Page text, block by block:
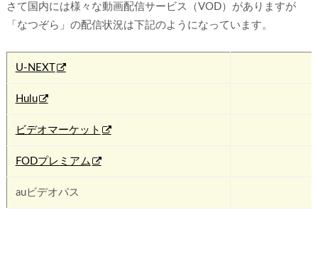
さて国内には様々な動画配信サービス（VOD）がありますが
「なつぞら」の配信状況は下記のようになっています。
U-NEXT
Hulu
ビデオマーケット
FODプレミアム
auビデオパス